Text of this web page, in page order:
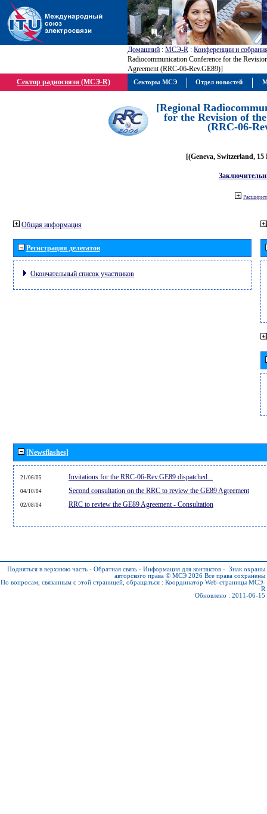
Домашний : МСЭ-R : Конференции и
Radiocommunication Conference for the
Agreement (RRC-06-Rev.GE89)]
Сектор радиосвязи (МСЭ-R)
[Regional
for the Revision of
(RRC-06-
[(Geneva, Switzerland, 15
Общая информация
Регистрация делегатов
Окончательный список участников
[Newsflashes]
21/06/05 Invitations for the RRC-06-Rev.GE89 dispatched...
04/10/04 Second consultation on the RRC to review the GE89 Agreement
02/08/04 RRC to review the GE89 Agreement - Consultation
Подняться в верхнюю часть - Обратная связь - Информация для контактов - Знак охраны
авторского права © МСЭ 2026 Все права сохранены
По вопросам, связанным с этой страницей, обращаться : Координатор Web-страницы МСЭ-
R
Обновлено : 2011-06-15
Секторы МСЭ Отдел новостей